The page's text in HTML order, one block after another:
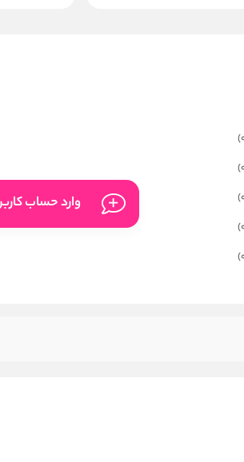
)
)
)
)
)
وارد حساب